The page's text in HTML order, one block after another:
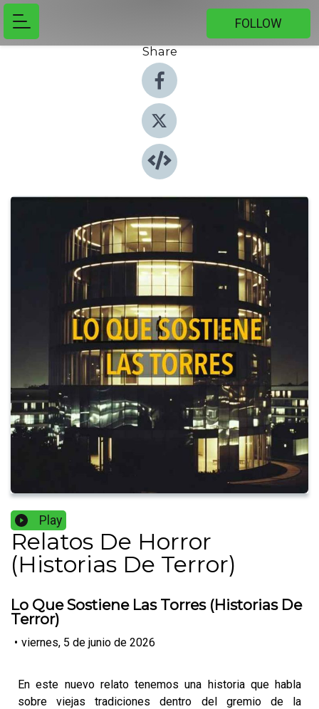
FOLLOW
Share
Play
Relatos De Horror
(Historias De Terror)
Lo Que Sostiene Las Torres (Historias De
Terror)
• viernes, 5 de junio de 2026
En este nuevo relato tenemos una historia que habla
sobre viejas tradiciones dentro del gremio de la